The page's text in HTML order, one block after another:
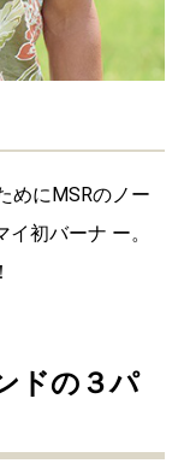
めにMSRのノー
初バーナ ー。
ドの３パ